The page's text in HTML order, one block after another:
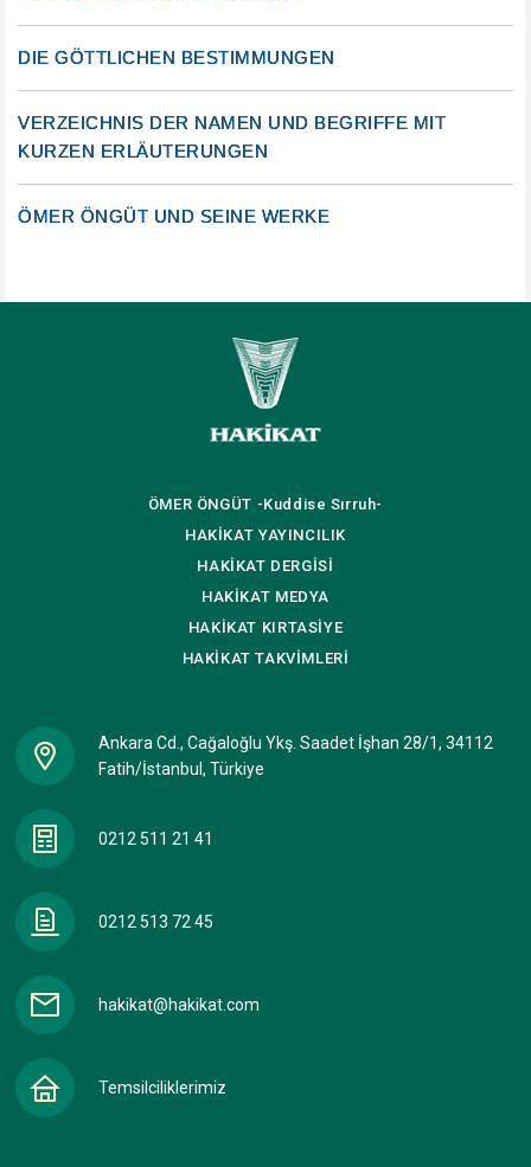
DIE GÖTTLICHEN BESTIMMUNGEN
VERZEICHNIS DER NAMEN UND BEGRIFFE MIT
KURZEN ERLÄUTERUNGEN
ÖMER ÖNGÜT UND SEINE WERKE
ÖMER ÖNGÜT -Kuddise Sırruh-
HAKİKAT YAYINCILIK
HAKİKAT DERGİSİ
HAKİKAT MEDYA
HAKİKAT KIRTASİYE
HAKİKATTAKVİMLERİ
Ankara Cd., Cağaloğlu Ykş. Saadet İşhan 28/1, 34112
Fatih/İstanbul, Türkiye
0212 511 21 41
0212 513 72 45
hakikat@hakikat.com
Temsilciliklerimiz